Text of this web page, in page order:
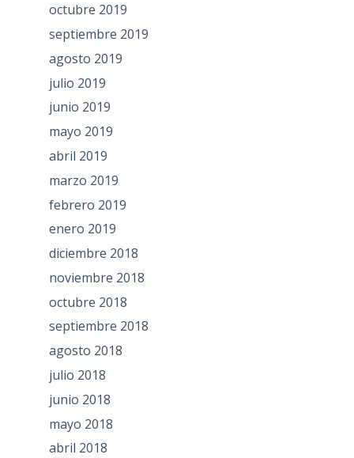
octubre 2019
septiembre 2019
agosto 2019
julio 2019
junio 2019
mayo 2019
abril 2019
marzo 2019
febrero 2019
enero 2019
diciembre 2018
noviembre 2018
octubre 2018
septiembre 2018
agosto 2018
julio 2018
junio 2018
mayo 2018
abril 2018